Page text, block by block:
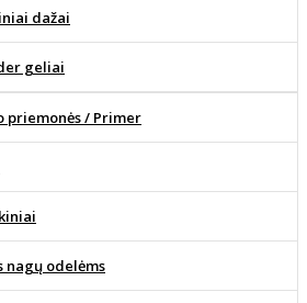
dažai
geliai
priemonės / Primer
nagų odelėms